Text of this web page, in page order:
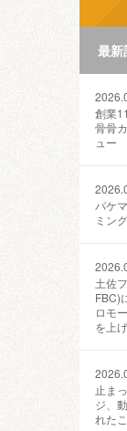
最新
創業
骨骨
ュー
パケ
ミン
土佐
FBC)
ロモ
を上げ
止ま
ジ、
れた